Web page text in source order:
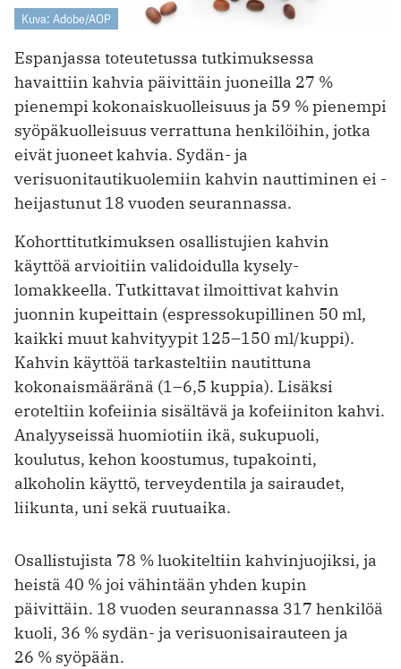
Kuva: Adobe/AOP
Espanjassa toteutetussa tutkimuksessa
havaittiin kahvia päivittäin juoneilla 27 %
pienempi kokonaiskuolleisuus ja 59 % pienempi
syöpä­kuolleisuus verrattuna henkilöihin, jotka
eivät juoneet kahvia. Sydän- ja
verisuonitautikuolemiin kahvin nauttiminen ei ­
heijastunut 18 vuoden seurannassa.
Kohorttitutkimuksen osallistujien kahvin
käyttöä arvioitiin validoidulla kysely­
lomakkeella. Tutkittavat ilmoittivat kahvin
juonnin kupeittain (espresso­kupillinen 50 ml,
kaikki muut kahvityypit 125–150 ml/kuppi).
Kahvin käyttöä tarkasteltiin nautittuna
kokonaismääränä (1–6,5 kuppia). Lisäksi
eroteltiin kofeiinia sisältävä ja kofeiiniton kahvi.
Analyyseissä huomiotiin ikä, sukupuoli,
koulutus, kehon koostumus, tupakointi,
alkoholin käyttö, terveydentila ja sairaudet,
liikunta, uni sekä ruutuaika.
Osallistujista 78 % luokiteltiin kahvinjuojiksi, ja
heistä 40 % joi vähintään yhden kupin
päivittäin. 18 vuoden ­seurannassa 317 henkilöä
kuoli, 36 % sydän- ja verisuonisairauteen ja
26 % syöpään.